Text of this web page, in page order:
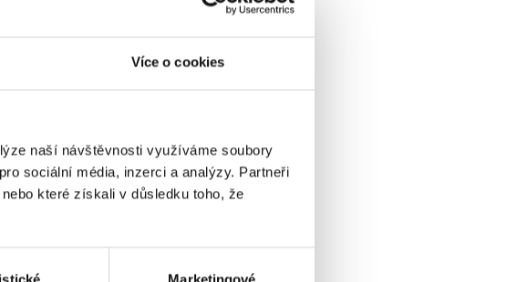
Více o cookies
naší návštěvnosti využíváme soubory
sociální média, inzerci a analýzy. Partneři
které získali v důsledku toho, že